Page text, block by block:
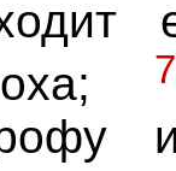
7